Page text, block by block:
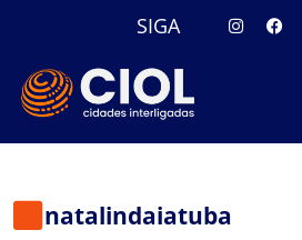
SIGA
natalindaiatuba